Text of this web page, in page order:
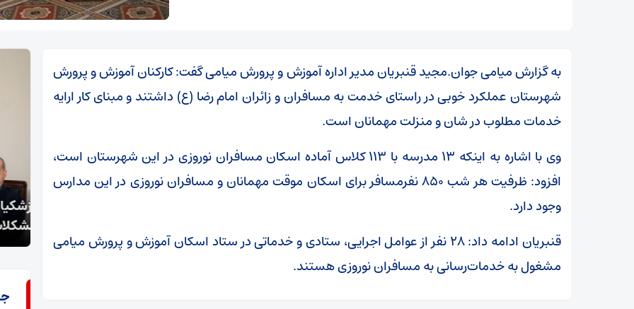
به گزارش میامی جوان.مجید قنبریان مدیر اداره آموزش و پرورش میامی گفت: کارکنان آموزش و پرورش
شهرستان عملکرد خوبی در راستای خدمت به مسافران و زائران امام رضا (ع) داشتند و مبنای کار ارایه
خدمات مطلوب در شان و منزلت مهمانان است.
وی با اشاره به اینکه ۱۳ مدرسه با ۱۱۳ کلاس آماده اسکان مسافران نوروزی در این شهرستان است،
افزود: ظرفیت هر شب ۸۵۰ نفرمسافر برای اسکان موقت مهمانان و مسافران نوروزی در این مدارس
وجود دارد.
قنبریان ادامه داد: ۲۸ نفر از عوامل اجرایی، ستادی و خدماتی در ستاد اسکان آموزش و پرورش میامی
مشغول به خدمات‌رسانی به مسافران نوروزی هستند.
زمان آن فرا رسیده که به خود متکی باشیم و برادری